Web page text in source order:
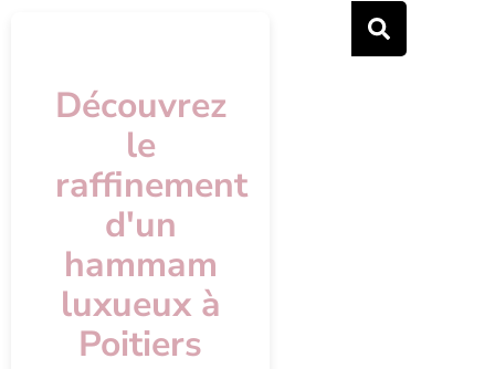
Découvrez
le
raffinement
d'un
hammam
luxueux à
Poitiers